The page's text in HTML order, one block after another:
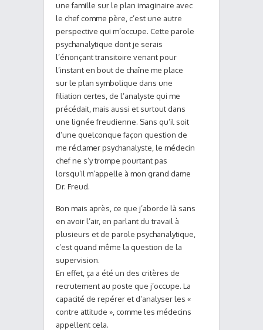
une famille sur le plan imaginaire avec
le chef comme père, c’est une autre
perspective qui m’occupe. Cette parole
psychanalytique dont je serais
l’énonçant transitoire venant pour
l’instant en bout de chaîne me place
sur le plan symbolique dans une
filiation certes, de l’analyste qui me
précédait, mais aussi et surtout dans
une lignée freudienne. Sans qu’il soit
d’une quelconque façon question de
me réclamer psychanalyste, le médecin
chef ne s’y trompe pourtant pas
lorsqu’il m’appelle à mon grand dame
Dr. Freud.
Bon mais après, ce que j’aborde là sans
en avoir l’air, en parlant du travail à
plusieurs et de parole psychanalytique,
c’est quand même la question de la
supervision.
En effet, ça a été un des critères de
recrutement au poste que j’occupe. La
capacité de repérer et d’analyser les «
contre attitude », comme les médecins
appellent cela.